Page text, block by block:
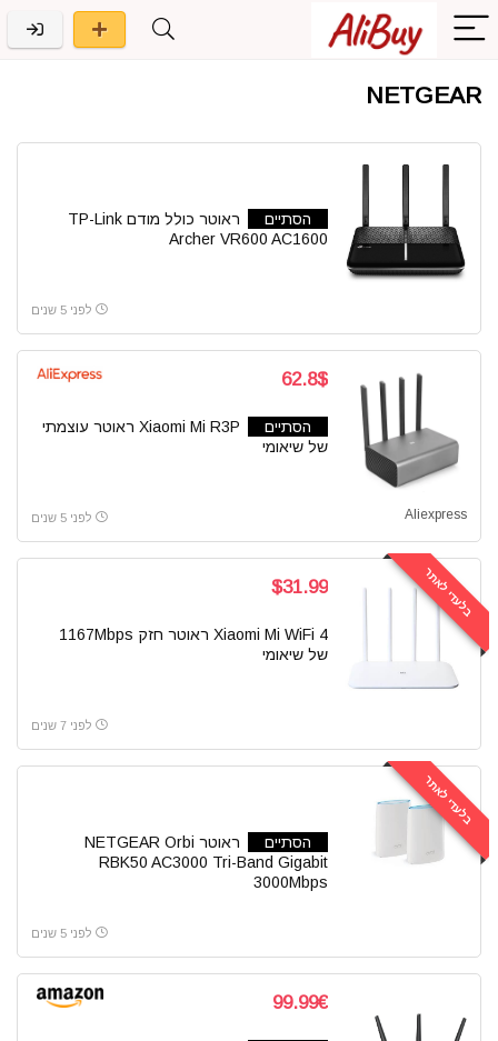
NETGEAR
הסתיים
ראוטר כולל מודם TP-Link
Archer VR600 AC1600
לפני 5 שנים
62.8$
הסתיים
Xiaomi Mi R3P ראוטר עוצמתי
של שיאומי
Aliexpress לפני 5 שנים
בלעדי לאתר $31.99
Xiaomi Mi WiFi 4 ראוטר חזק 1167Mbps
של שיאומי
לפני 7 שנים
בלעדי לאתר
הסתיים
ראוטר NETGEAR Orbi
RBK50 AC3000 Tri-Band Gigabit
3000Mbps
לפני 5 שנים
99.99€